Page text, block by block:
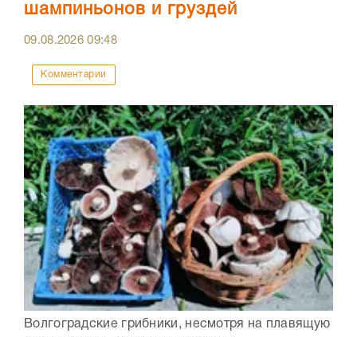
шампиньонов и груздей
09.08.202609:48
Комментарии
Волгоградские грибники, несмотря на плавящую